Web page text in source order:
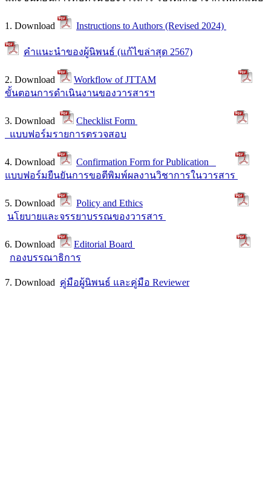
1. Download Instructions to Authors (Revised 2024)
คำแนะนำของผู้นิพนธ์ (แก้ไขล่าสุด 2567)
2. Download
Workflow of JTTAM
ขั้นตอนการดำเนินงานของวารสารฯ
3. Download
Checklist Form
แบบฟอร์มรายการตรวจสอบ
4. Download
Confirmation Form for Publication
แบบฟอร์มยืนยันการขอตีพิมพ์ผลงานวิชาการในวารสาร
5. Download
Policy and Ethics
นโยบายและจรรยาบรรณของวารสาร
6. Download
Editorial Board
กองบรรณาธิการ
7. Download คู่มือผู้นิพนธ์ และคู่มือ Reviewer